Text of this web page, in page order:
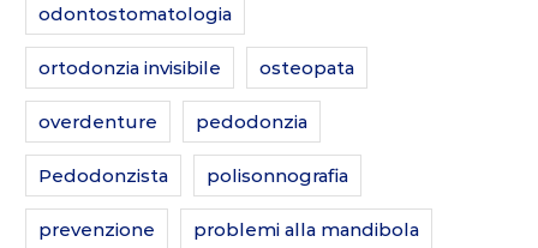
odontostomatologia
ortodonzia invisibile osteopata
overdenture pedodonzia
Pedodonzista polisonnografia
prevenzione problemi alla mandibola